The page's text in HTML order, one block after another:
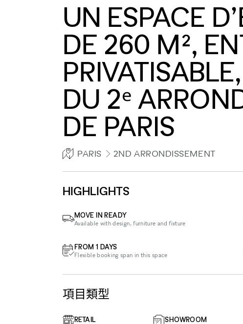
UN ESPACE
DE 260 M²,
DU 2ᵉ
DE PARIS
PARIS 2ND ARRONDISSEMENT
HIGHLIGHTS
MOVE IN READY
Available with design, furniture and fixture
FROM 1 DAYS
Flexible booking span in this space
項目類型
RETAIL SHOWROOM